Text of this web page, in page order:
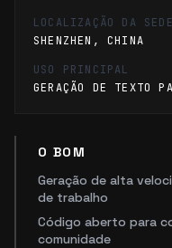
LOCALIZAÇÃO DA SEDE
SHENZHEN, CHINA
USO PRINCIPAL
GERAÇÃO DE TEXTO
O BOM
Geração de alta
de trabalho
Código aberto para
comunidade